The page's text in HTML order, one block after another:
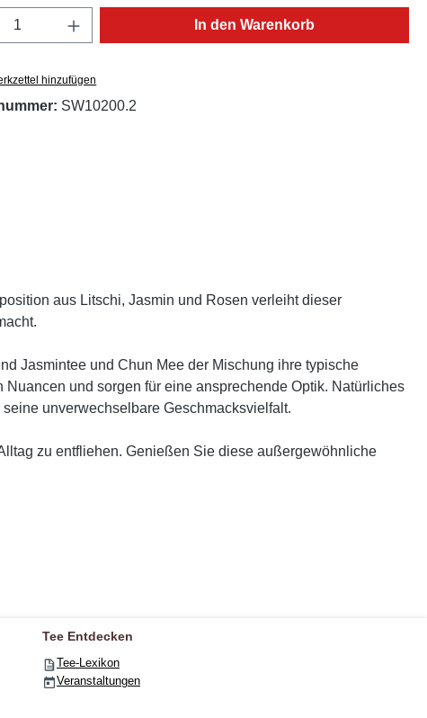
Anzahl: Gib den gewünschten Wert ein
In den Warenkorb
hinzufügen
SW10200.2
aus Litschi, Jasmin und Rosen verleiht dieser
Jasmintee und Chun Mee der Mischung ihre typische
und sorgen für eine ansprechende Optik. Natürliches
unverwechselbare Geschmacksvielfalt.
zu entfliehen. Genießen Sie diese außergewöhnliche
Tee Entdecken
Tee-Lexikon
Veranstaltungen